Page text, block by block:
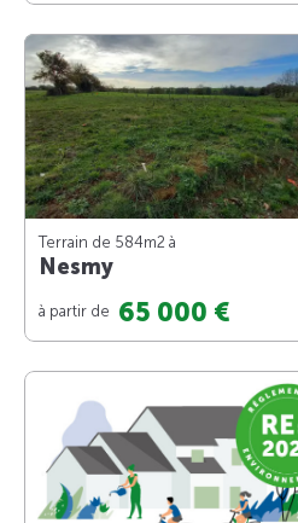
Terrain de 584m2 à
Nesmy
à partir de 65 000 €